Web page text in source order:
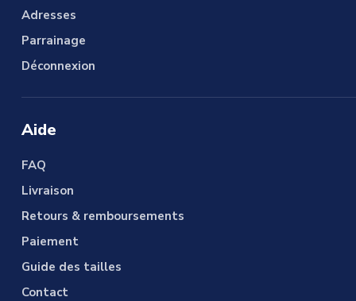
Adresses
Parrainage
Déconnexion
Aide
FAQ
Livraison
Retours & remboursements
Paiement
Guide des tailles
Contact